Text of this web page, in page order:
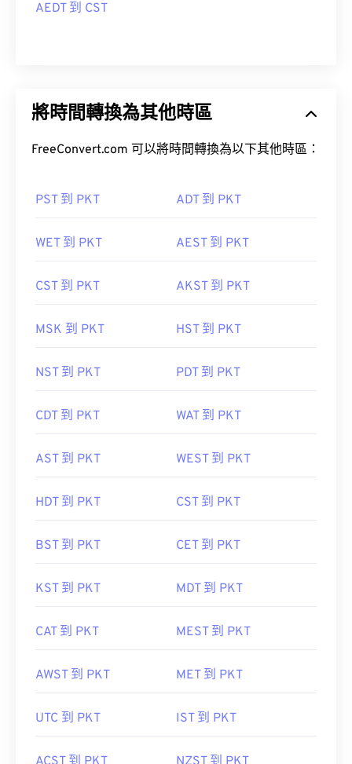
AEDT 到 CST
將時間轉換為其他時區
FreeConvert.com 可以將時間轉換為以下其他時區：
PST 到 PKT ADT 到 PKT
WET 到 PKT AEST 到 PKT
CST 到 PKT AKST 到 PKT
MSK 到 PKT HST 到 PKT
NST 到 PKT PDT 到 PKT
CDT 到 PKT WAT 到 PKT
AST 到 PKT WEST 到 PKT
HDT 到 PKT CST 到 PKT
BST 到 PKT CET 到 PKT
KST 到 PKT MDT 到 PKT
CAT 到 PKT MEST 到 PKT
AWST 到 PKT MET 到 PKT
UTC 到 PKT IST 到 PKT